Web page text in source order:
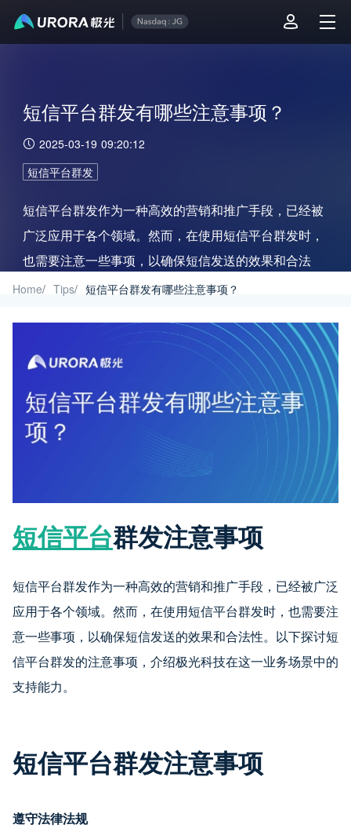
短信平台群发有哪些注意事项？
2025-03-19 09:20:12
短信平台群发
短信平台群发作为一种高效的营销和推广手段，已经被
广泛应用于各个领域。然而，在使用短信平台群发时，
也需要注意一些事项，以确保短信发送的效果和合法
性。
Home/ Tips/ 短信平台群发有哪些注意事项？
短信平台群发注意事项
短信平台群发作为一种高效的营销和推广手段，已经被广泛
应用于各个领域。然而，在使用短信平台群发时，也需要注
意一些事项，以确保短信发送的效果和合法性。以下探讨短
信平台群发的注意事项，介绍极光科技在这一业务场景中的
支持能力。
短信平台群发注意事项
遵守法律法规